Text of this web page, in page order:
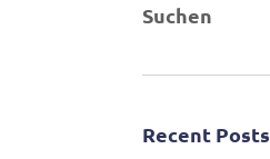
Suchen
Recent Posts